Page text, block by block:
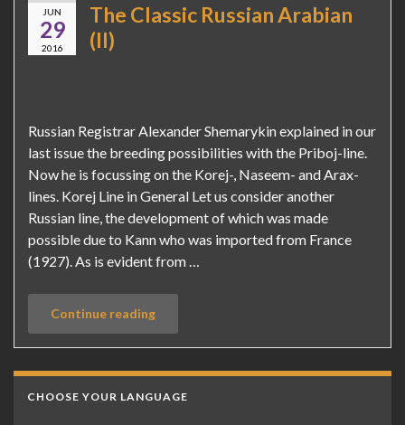
JUN
29
2016
The Classic Russian Arabian
(II)
Russian Registrar Alexander Shemarykin explained in our
last issue the breeding possibilities with the Priboj-line.
Now he is focussing on the Korej-, Naseem- and Arax-
lines. Korej Line in General Let us consider another
Russian line, the development of which was made
possible due to Kann who was imported from France
(1927). As is evident from …
Continue reading
CHOOSE YOUR LANGUAGE